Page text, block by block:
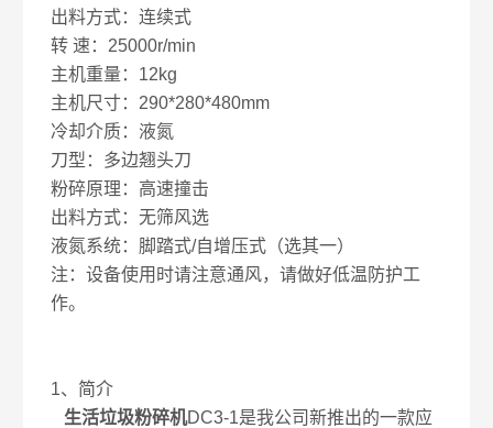
出料方式：连续式
转 速：25000r/min
主机重量：12kg
主机尺寸：290*280*480mm
冷却介质：液氮
刀型：多边翘头刀
粉碎原理：高速撞击
出料方式：无筛风选
液氮系统：脚踏式/自增压式（选其一）
注：设备使用时请注意通风，请做好低温防护工
作。
1、简介
生活垃圾粉碎机DC3-1是我公司新推出的一款应